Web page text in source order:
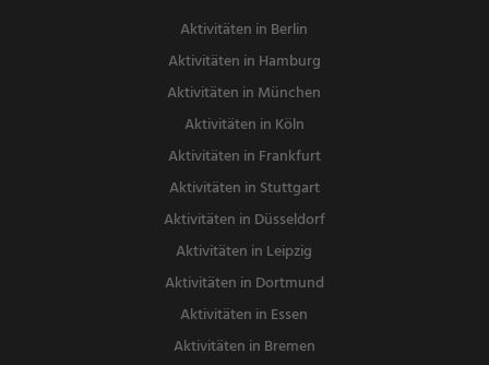
Aktivitäten in Berlin
Aktivitäten in Hamburg
Aktivitäten in München
Aktivitäten in Köln
Aktivitäten in Frankfurt
Aktivitäten in Stuttgart
Aktivitäten in Düsseldorf
Aktivitäten in Leipzig
Aktivitäten in Dortmund
Aktivitäten in Essen
Aktivitäten in Bremen